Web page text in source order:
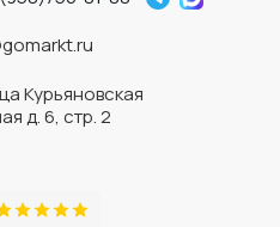
Курьяновская
д. 6, стр. 2